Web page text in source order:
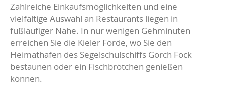
Zahlreiche Einkaufsmöglichkeiten und eine
vielfältige Auswahl an Restaurants liegen in
fußläufiger Nähe. In nur wenigen Gehminuten
erreichen Sie die Kieler Förde, wo Sie den
Heimathafen des Segelschulschiffs Gorch Fock
bestaunen oder ein Fischbrötchen genießen
können.